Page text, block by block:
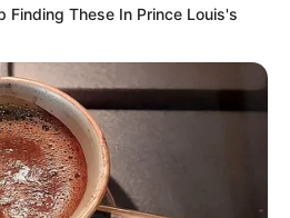
Finding These In Prince Louis's